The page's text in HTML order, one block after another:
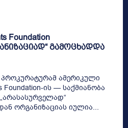
Foundation
გამოცხადდა
ამერიკული
ის — საქმიანობა
ორგანიზაციას იულია...